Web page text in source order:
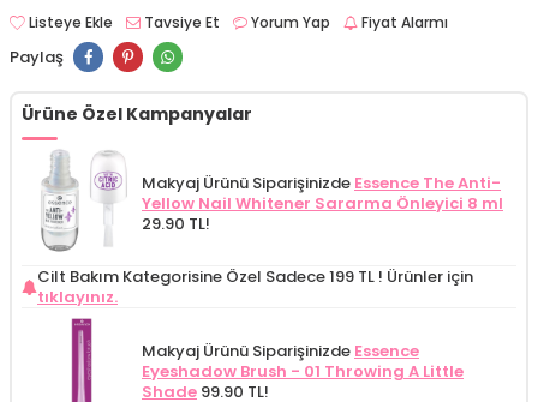
Listeye Ekle Tavsiye Et Yorum Yap Fiyat Alarmı
Paylaş
Ürüne Özel Kampanyalar
Makyaj Ürünü Siparişinizde Essence The Anti-
Yellow Nail Whitener Sararma Önleyici 8 ml
29.90 TL!
Cilt Bakım Kategorisine Özel Sadece 199 TL ! Ürünler için
tıklayınız.
Makyaj Ürünü Siparişinizde Essence
Eyeshadow Brush - 01 Throwing A Little
Shade 99.90 TL!